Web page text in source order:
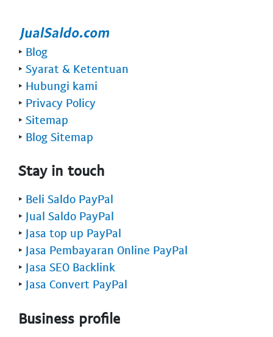
‣ Blog
‣ Syarat & Ketentuan
‣ Hubungi kami
‣ Privacy Policy
‣ Sitemap
‣ Blog Sitemap
Stay in touch
‣ Beli Saldo PayPal
‣ Jual Saldo PayPal
‣ Jasa top up PayPal
‣ Jasa Pembayaran Online PayPal
‣ Jasa SEO Backlink
‣ Jasa Convert PayPal
Business profile